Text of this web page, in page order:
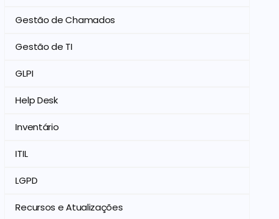
Gestão de Chamados
Gestão de TI
GLPI
Help Desk
Inventário
ITIL
LGPD
Recursos e Atualizações